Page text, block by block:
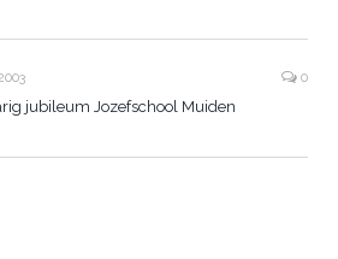
0
jubileum Jozefschool Muiden